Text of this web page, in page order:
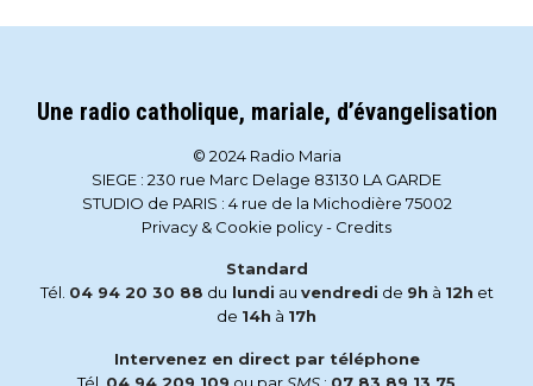
Une radio catholique, mariale, d’évangelisation
© 2024 Radio Maria
SIEGE : 230 rue Marc Delage 83130 LA GARDE
STUDIO de PARIS : 4 rue de la Michodière 75002
Privacy & Cookie policy- Credits
Standard
Tél. 04 94 20 30 88 du lundi au vendredi de 9h à 12h et
de 14h à 17h
Intervenez en direct par téléphone